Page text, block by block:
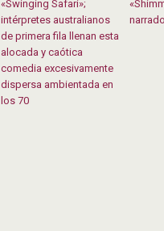
«Swinging Safari»;
intérpretes australianos
de primera fila llenan esta
alocada y caótica
comedia excesivamente
dispersa ambientada en
los 70